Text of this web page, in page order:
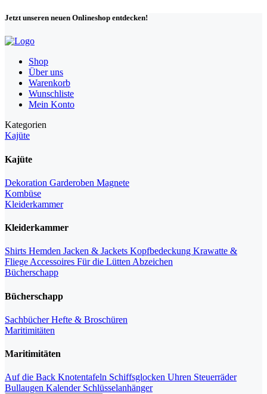
Jetzt unseren neuen Onlineshop entdecken!
Shop
Über uns
Warenkorb
Wunschliste
Mein Konto
Kategorien
Kajüte
Kajüte
Dekoration Garderoben Magnete
Kombüse
Kleiderkammer
Kleiderkammer
Shirts Hemden Jacken & Jackets Kopfbedeckung Krawatte &
FliegeAccessoires Für die LüttenAbzeichen
Bücherschapp
Bücherschapp
SachbücherHefte & Broschüren
Maritimitäten
Maritimitäten
Auf die Back Knotentafeln Schiffsglocken Uhren Steuerräder
Bullaugen Kalender Schlüsselanhänger